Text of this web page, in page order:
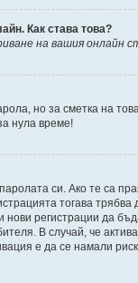
Как става това?
на вашия онлайн
но за сметка на
нула време!
си. Ако те са
тогава
нови регистрации да
В случай, че
е да се намали